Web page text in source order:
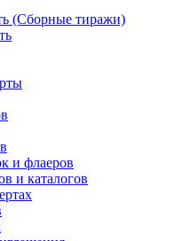
(Сборные тиражи)
и флаеров
и каталогов